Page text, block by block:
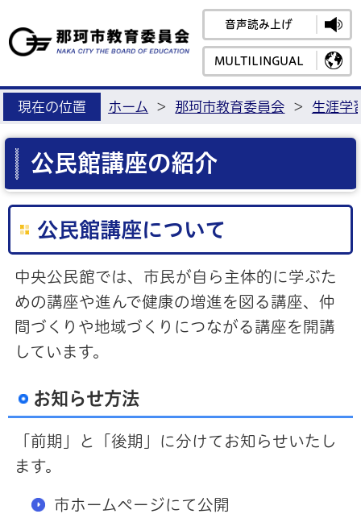
那珂市教
音声読み上げ
MULTILINGUAL
現在の位置 ホーム > 那珂市教育委員会 > 生涯学
公民館講座の紹介
公民館講座について
中央公民館では、市民が自ら主体的に学ぶた
めの講座や進んで健康の増進を図る講座、仲
間づくりや地域づくりにつながる講座を開講
しています。
お知らせ方法
「前期」と「後期」に分けてお知らせいたし
ます。
市ホームページにて公開